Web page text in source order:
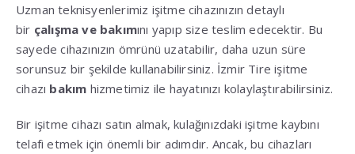
Uzman teknisyenlerimiz işitme cihazınızın detaylı
bir çalışma ve bakımını yapıp size teslim edecektir. Bu
sayede cihazınızın ömrünü uzatabilir, daha uzun süre
sorunsuz bir şekilde kullanabilirsiniz. İzmir Tire işitme
cihazı bakım hizmetimiz ile hayatınızı kolaylaştırabilirsiniz.
Bir işitme cihazı satın almak, kulağınızdaki işitme kaybını
telafi etmek için önemli bir adımdır. Ancak, bu cihazları